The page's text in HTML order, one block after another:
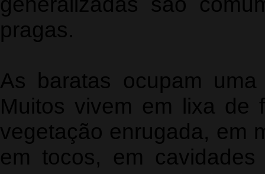
pragas.
As baratas ocupam
Muitos vivem em lixa de
vegetação enrugada, em
em tocos, em